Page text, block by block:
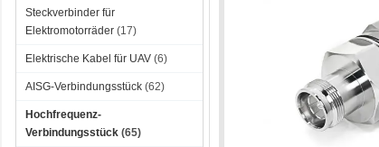
Steckverbinder für
Elektromotorräder (17)
Elektrische Kabel für UAV (6)
AISG-Verbindungsstück (62)
Hochfrequenz-
Verbindungsstück (65)